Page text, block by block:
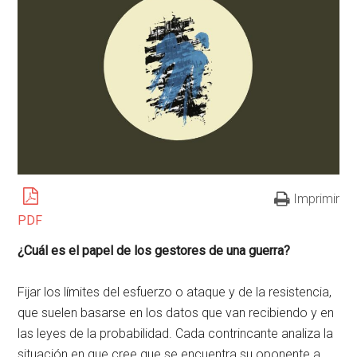
PDF
Imprimir
¿Cuál es el papel de los gestores de una guerra?
Fijar los límites del esfuerzo o ataque y de la resistencia,
que suelen basarse en los datos que van recibiendo y en
las leyes de la probabilidad. Cada contrincante analiza la
situación en que cree que se encuentra su oponente a